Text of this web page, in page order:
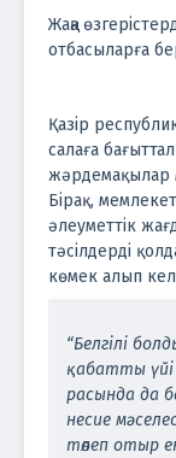
Жаңа
отбасыларға
Қазір
салаға
жәрдемақылар
Бірақ,
әлеуметтік
тәсілдерді
көмек алып
“Белгілі
қабатты үйі
расында да
несие
төлеп отыр